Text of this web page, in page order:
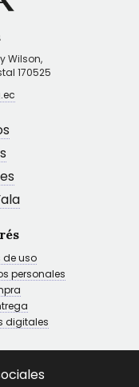
Wilson,
170525
de uso
personales
digitales